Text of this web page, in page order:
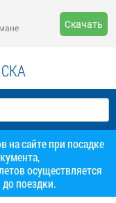
Скачать
на сайте при посадке
осуществляется
поездки.